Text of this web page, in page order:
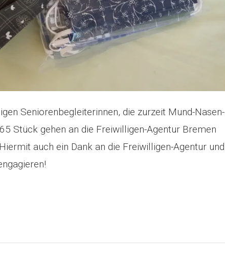
Seniorenbegleiterinnen, die zurzeit Mund-Nasen-
Stück gehen an die Freiwilligen-Agentur Bremen
auch ein Dank an die Freiwilligen-Agentur und